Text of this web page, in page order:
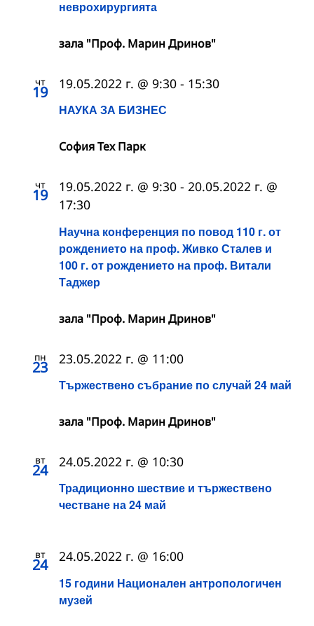
неврохирургията
зала "Проф. Марин Дринов"
чт
19
НАУКА ЗА БИЗНЕС
19.05.2022 г. @ 9:30 - 15:30
София Тех Парк
чт
19
Научна конференция по повод 110 г. от
рождението на проф. Живко Сталев и
100 г. от рождението на проф. Витали
Таджер
19.05.2022 г. @ 9:30 - 20.05.2022 г. @
17:30
зала "Проф. Марин Дринов"
пн
23
Тържествено събрание по случай 24 май
23.05.2022 г. @ 11:00
зала "Проф. Марин Дринов"
вт
24
Традиционно шествие и тържествено
честване на 24 май
24.05.2022 г. @ 10:30
вт
24
15 години Национален антропологичен
музей
24.05.2022 г. @ 16:00